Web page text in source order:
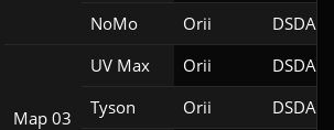
NoMo
Orii DSDA-
Map 03
UV Max Orii
DSDA-
Tyson
Orii
DSDA-